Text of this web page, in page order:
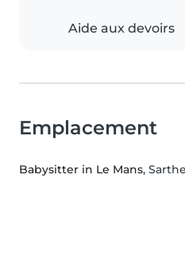
Aide aux devoirs
Emplacement
Babysitter in Le Mans,